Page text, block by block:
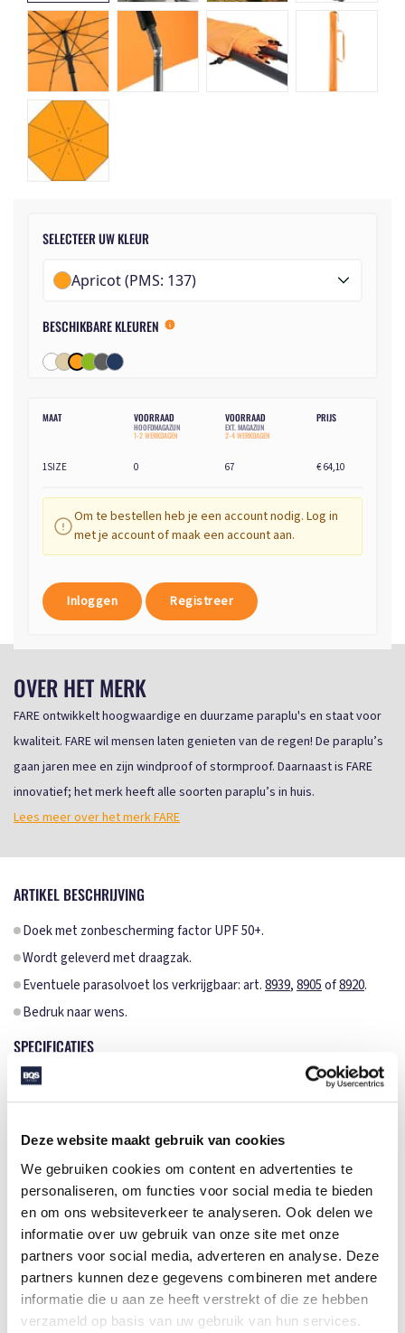
Deze website maakt gebruik van cookies
We gebruiken cookies om content en advertenties te
personaliseren, om functies voor social media te bieden
en om ons websiteverkeer te analyseren. Ook delen we
informatie over uw gebruik van onze site met onze
partners voor social media, adverteren en analyse. Deze
partners kunnen deze gegevens combineren met andere
informatie die u aan ze heeft verstrekt of die ze hebben
verzameld op basis van uw gebruik van hun services.
SELECTEER UW KLEUR
Apricot (PMS: 137)
BESCHIKBARE KLEUREN
MAAT VOORRAAD
HOOFDMAGAZIJN
1-2 WERKDAGEN
VOORRAAD
EXT. MAGAZIJN
2-4 WERKDAGEN
PRIJS
1SIZE 0 67 € 64,10
Om te bestellen heb je een account nodig. Log in
met je account of maak een account aan.
Inloggen Registreer
OVER HET MERK
FARE ontwikkelt hoogwaardige en duurzame paraplu's en staat voor
kwaliteit. FARE wil mensen laten genieten van de regen! De paraplu’s
gaan jaren mee en zijn windproof of stormproof. Daarnaast is FARE
innovatief; het merk heeft alle soorten paraplu’s in huis.
Lees meer over het merk FARE
ARTIKEL BESCHRIJVING
Doek met zonbescherming factor UPF 50+.
Wordt geleverd met draagzak.
Eventuele parasolvoet los verkrijgbaar: art.8939,8905of8920.
Bedruk naar wens.
SPECIFICATIES
Merk
Artikelcode
8245
Gewicht
3.050 gr
Materiaal
100% Polyester
Aantal in binnenverpaking
6
Artikelen in omdoos
6